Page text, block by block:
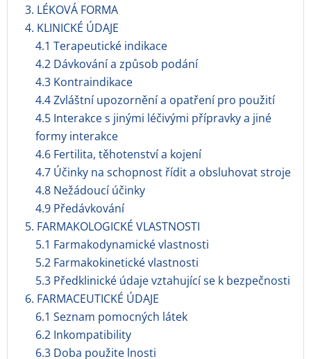
3. LÉKOVÁ FORMA
4. KLINICKÉ ÚDAJE
4.1 Terapeutické indikace
4.2 Dávkování a způsob podání
4.3 Kontraindikace
4.4 Zvláštní upozornění a opatření pro použití
4.5 Interakce s jinými léčivými přípravky a jiné
formy interakce
4.6 Fertilita, těhotenství a kojení
4.7 Účinky na schopnost řídit a obsluhovat stroje
4.8 Nežádoucí účinky
4.9 Předávkování
5. FARMAKOLOGICKÉ VLASTNOSTI
5.1 Farmakodynamické vlastnosti
5.2 Farmakokinetické vlastnosti
5.3 Předklinické údaje vztahující se k bezpečnosti
6. FARMACEUTICKÉ ÚDAJE
6.1 Seznam pomocných látek
6.2 Inkompatibility
6.3 Doba použite lnosti